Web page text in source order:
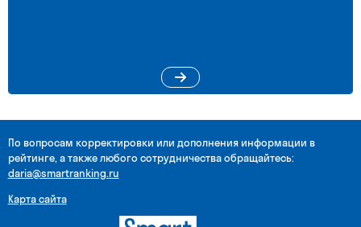
По вопросам корректировки или дополнения информации в
рейтинге, a также любого сотрудничества обращайтесь:
daria@smartranking.ru
Карта сайта